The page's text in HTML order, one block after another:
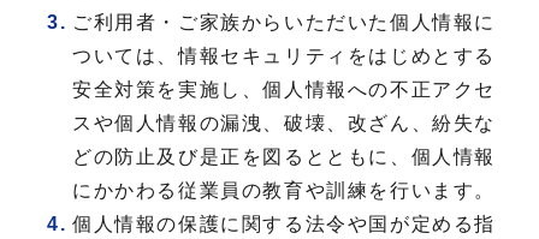
ご利用者・ご家族からいただいた個人情報に
ついては、情報セキュリティをはじめとする
安全対策を実施し、個人情報への不正アクセ
スや個人情報の漏洩、破壊、改ざん、紛失な
どの防止及び是正を図るとともに、個人情報
にかかわる従業員の教育や訓練を行います。
個人情報の保護に関する法令や国が定める指